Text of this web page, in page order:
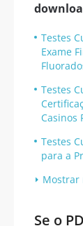
Testes
Exame
Testes
Casinos
Testes
para a
Mostrar
Se o